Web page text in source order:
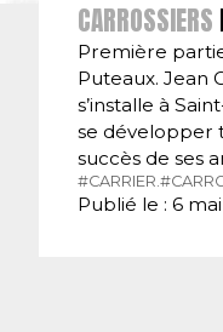
CARROSSIERS
Première
Puteaux. Jean
s’installe à
se développer
succès de ses
#CARRIER.
Publié le : 6